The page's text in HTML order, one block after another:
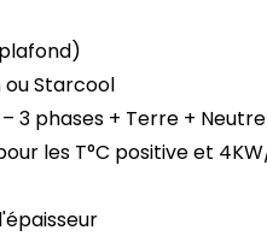
ou Starcool
3 phases + Terre + Neutre
les T°C positive et